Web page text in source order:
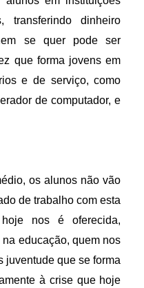
transferindo dinheiro
se quer pode ser
que forma jovens em
e de serviço, como
de computador, e
os alunos não vão
de trabalho com esta
nos é oferecida,
educação, quem nos
juventude que se forma
à crise que hoje